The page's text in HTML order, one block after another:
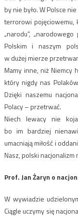
by nie było. W Polsce
terrorowi pojęciowemu,
„narodu”,
Polskim i naszym
w dużej mierze
Mamy inne, niż Niemcy
który nigdy nas
Dzięki naszemu
Polacy – przetrwać.
Niech lewacy nie
bo im bardziej
umacniają miłość i
Nasz, polski nacjonalizm
Prof. Jan Żaryn o
W wywiadzie
Ciągle uczymy się